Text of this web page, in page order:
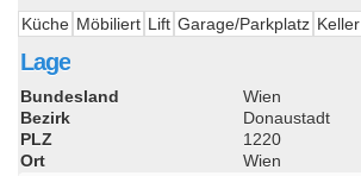
Küche Möbiliert Lift Garage/Parkplatz Keller
Lage
Bundesland
Wien
Bezirk
Donaustadt
PLZ
1220
Ort
Wien